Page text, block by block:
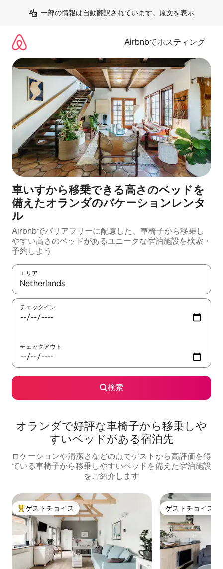
一部の情報は自動翻訳されています。 原文を表示
Airbnbでホスティング
車いすから移乗できる高さのベッドを
備えたオランダのバケーションレンタ
ル
Airbnbでバリアフリーに配慮した、車椅子から移乗し
やすい高さのベッドがあるユニークな宿泊施設を検索・
予約しよう
エリア
検索結果が表示されたら、上下の矢印キーを使って移動するか
チェックイン
チェックアウト
検索
オランダで好評な車椅子から移乗しや
すいベッドがある宿泊先
ロケーションや清潔さなどの点でゲストから高評価を得
ている車椅子から移乗しやすいベッドを備えた宿泊施設
をご紹介します
大好評のゲストチョイスです。
ゲストチョイス ゲストチョイス
ゲストチョイス